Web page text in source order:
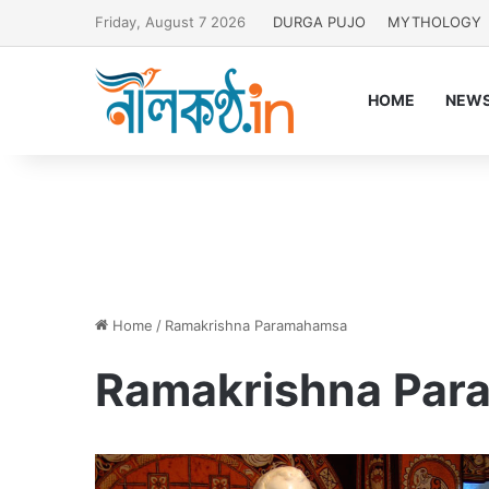
Friday, August 7 2026 DURGA PUJO MYTHOLOGY
HOME
Home / Ramakrishna Paramahamsa
Ramakrishna